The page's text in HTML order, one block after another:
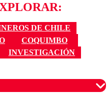
DE CHILE
COQUIMBO
INVESTIGACIÓN